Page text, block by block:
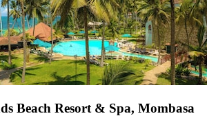
Beach Resort & Spa, Mombasa